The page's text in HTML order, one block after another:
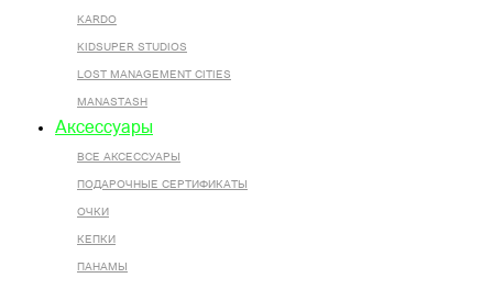
KARDO
KIDSUPER STUDIOS
LOST MANAGEMENT CITIES
MANASTASH
Аксессуары
ВСЕ AКСЕССУАРЫ
ПОДАРОЧНЫЕ СЕРТИФИКАТЫ
ОЧКИ
КЕПКИ
ПАНАМЫ